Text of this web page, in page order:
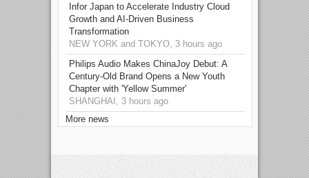
Infor Japan to Accelerate Industry Cloud
Growth and AI-Driven Business
Transformation
NEW YORK and TOKYO, 3 hours ago
Philips Audio Makes ChinaJoy Debut: A
Century-Old Brand Opens a New Youth
Chapter with 'Yellow Summer'
SHANGHAI, 3 hours ago
More news